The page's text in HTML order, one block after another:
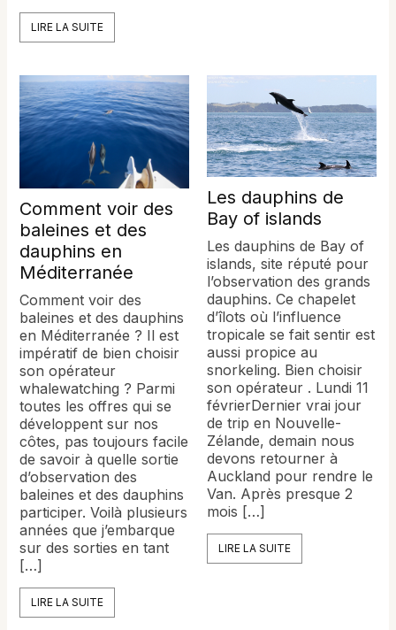
LIRE LA SUITE
Comment voir des
baleines et des
dauphins en
Méditerranée
Comment voir des
baleines et des dauphins
en Méditerranée ? Il est
impératif de bien choisir
son opérateur
whalewatching ? Parmi
toutes les offres qui se
développent sur nos
côtes, pas toujours facile
de savoir à quelle sortie
d’observation des
baleines et des dauphins
participer. Voilà plusieurs
années que j’embarque
sur des sorties en tant
[…]
LIRE LA SUITE
Les dauphins de
Bay of islands
Les dauphins de Bay of
islands, site réputé pour
l’observation des grands
dauphins. Ce chapelet
d’îlots où l’influence
tropicale se fait sentir est
aussi propice au
snorkeling. Bien choisir
son opérateur . Lundi 11
févrierDernier vrai jour
de trip en Nouvelle-
Zélande, demain nous
devons retourner à
Auckland pour rendre le
Van. Après presque 2
mois […]
LIRE LA SUITE